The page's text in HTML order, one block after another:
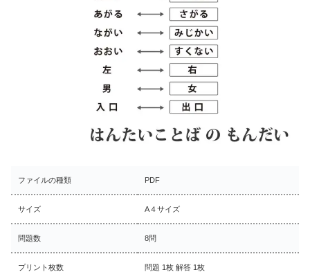
ファイルの種類 PDF
サイズ A４サイズ
問題数 8問
プリント枚数 問題 1枚 解答 1枚